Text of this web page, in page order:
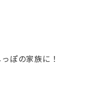
ぽの家族に！